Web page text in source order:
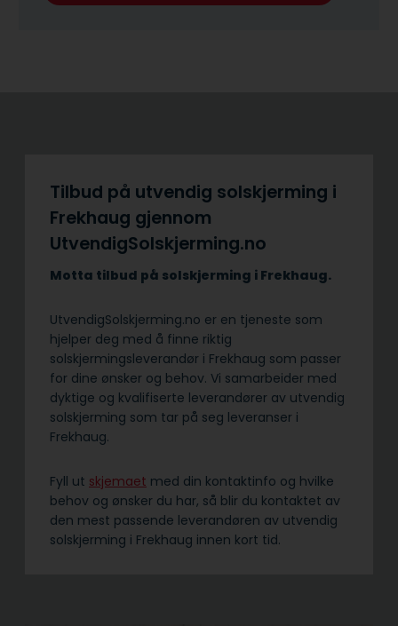
Tilbud på utvendig solskjerming i
Frekhaug gjennom
UtvendigSolskjerming.no
Motta tilbud på solskjerming i Frekhaug.
UtvendigSolskjerming.no er en tjeneste som
hjelper deg med å finne riktig
solskjermingsleverandør i Frekhaug som passer
for dine ønsker og behov. Vi samarbeider med
dyktige og kvalifiserte leverandører av utvendig
solskjerming som tar på seg leveranser i
Frekhaug.
Fyll ut skjemaet med din kontaktinfo og hvilke
behov og ønsker du har, så blir du kontaktet av
den mest passende leverandøren av utvendig
solskjerming i Frekhaug innen kort tid.